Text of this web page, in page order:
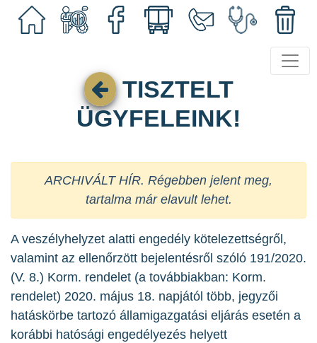
TISZTELT
ÜGYFELEINK!
ARCHIVÁLT HÍR. Régebben jelent meg,
tartalma már elavult lehet.
A veszélyhelyzet alatti engedély kötelezettségről,
valamint az ellenőrzött bejelentésről szóló 191/2020.
(V. 8.) Korm. rendelet (a továbbiakban: Korm.
rendelet) 2020. május 18. napjától több, jegyzői
hatáskörbe tartozó államigazgatási eljárás esetén a
korábbi hatósági engedélyezés helyett